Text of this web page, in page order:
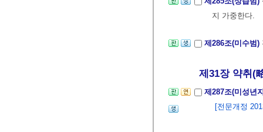
지 가중한다.
제286조(미수범)
제31장 약취(略
제287조(미성년
[전문개정